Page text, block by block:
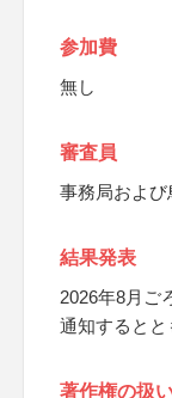
参加費
無し
審査員
事務局およ
結果発表
2026年8月ご
通知すると
著作権の扱